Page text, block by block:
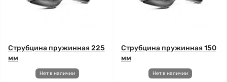
Струбцина пружинная 225
мм
Нет в наличии
Струбцина пружинная 150
мм
Нет в наличии